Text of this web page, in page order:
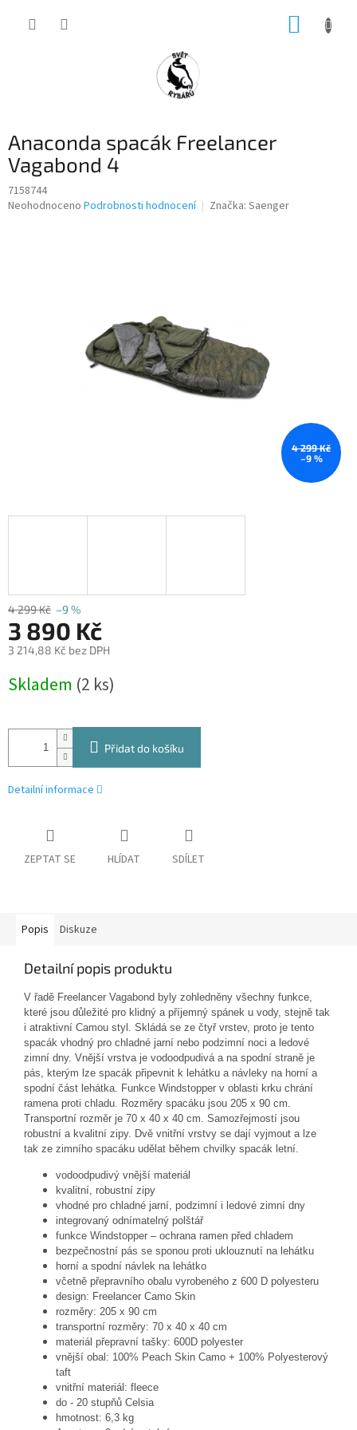
Anaconda spacák Freelancer
Vagabond 4
7158744
Průměrné
Neohodnoceno Podrobnosti hodnocení Značka: Saenger
4 299 Kč
–9 %
4 299 Kč –9 %
3 890 Kč
3 214,88 Kč bez DPH
cena:
Skladem (2 ks)
Přidat do košíku
Detailní informace
ZEPTAT SE HLÍDAT SDÍLET
Popis Diskuze
Detailní popis produktu
V řadě Freelancer Vagabond byly zohledněny všechny funkce,
které jsou důležité pro klidný a příjemný spánek u vody, stejně tak
i atraktivní Camou styl. Skládá se ze čtyř vrstev, proto je tento
spacák vhodný pro chladné jarní nebo podzimní noci a ledové
zimní dny. Vnější vrstva je vodoodpudivá a na spodní straně je
pás, kterým lze spacák připevnit k lehátku a návleky na horní a
spodní část lehátka. Funkce Windstopper v oblasti krku chrání
ramena proti chladu. Rozměry spacáku jsou 205 x 90 cm.
Transportní rozměr je 70 x 40 x 40 cm. Samozřejmostí jsou
robustní a kvalitní zipy. Dvě vnitřní vrstvy se dají vyjmout a lze
tak ze zimního spacáku udělat během chvilky spacák letní.
vodoodpudivý vnější materiál
kvalitní, robustní zipy
vhodné pro chladné jarní, podzimní i ledové zimní dny
integrovaný odnímatelný polštář
funkce Windstopper – ochrana ramen před chladem
bezpečnostní pás se sponou proti uklouznutí na lehátku
horní a spodní návlek na lehátko
včetně přepravního obalu vyrobeného z 600 D polyesteru
design: Freelancer Camo Skin
rozměry: 205 x 90 cm
transportní rozměry: 70 x 40 x 40 cm
materiál přepravní tašky: 600D polyester
vnější obal: 100% Peach Skin Camo + 100% Polyesterový
taft
vnitřní materiál: fleece
do - 20 stupňů Celsia
hmotnost: 6,3 kg